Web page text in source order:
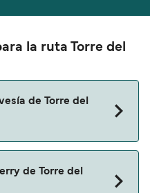
la ruta Torre del
de Torre del
50
de Torre del